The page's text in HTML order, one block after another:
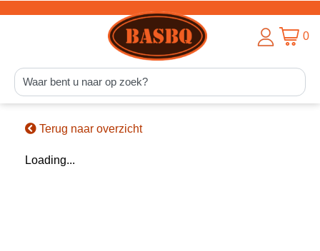
0
Terug naar overzicht
Loading...